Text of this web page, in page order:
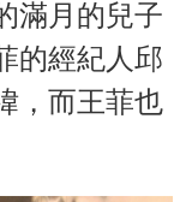
滿月的兒子
的經紀人邱
，而王菲也